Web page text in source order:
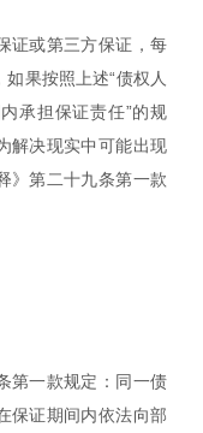
证或第三方保证，每
果按照上述“债权人
承担保证责任”的规
解决现实中可能出现
》第二十九条第一款
第一款规定：同一债
保证期间内依法向部